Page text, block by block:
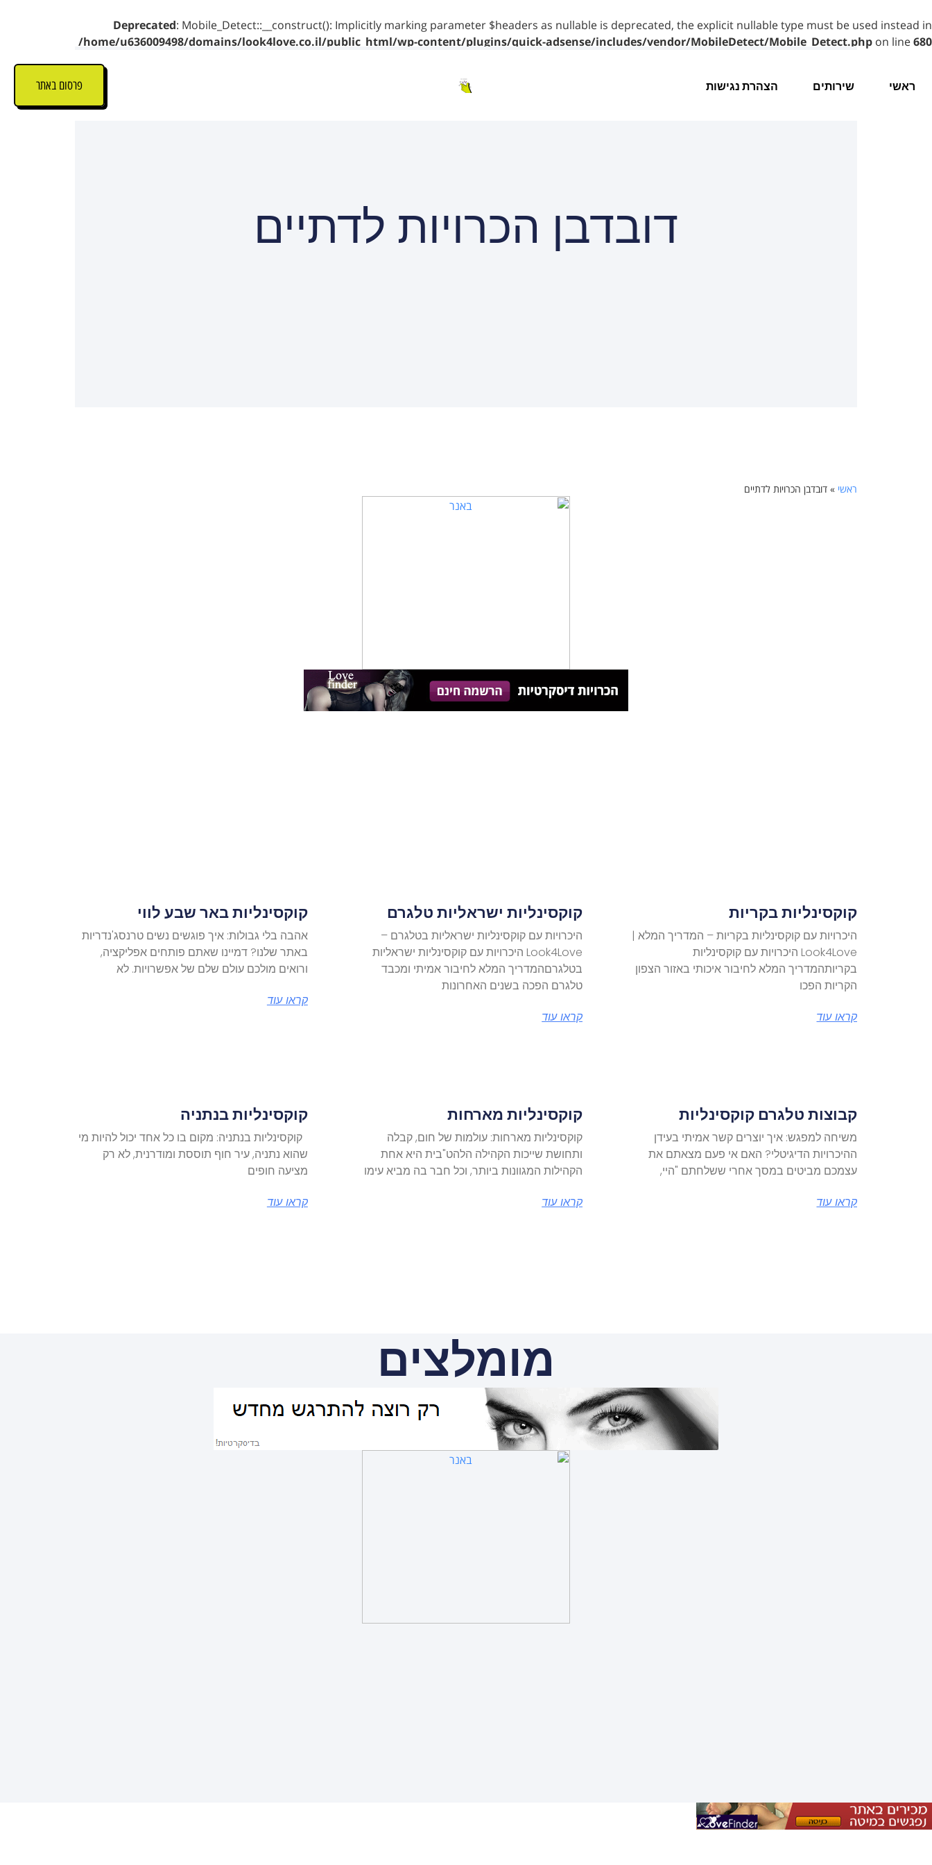
Deprecated: Mobile_Detect::__construct(): Implicitly marking parameter $headers as nullable is deprecated, the explicit nullable type must be used instead in
/home/u636009498/domains/look4love.co.il/public_html/wp-content/plugins/quick-adsense/includes/vendor/MobileDetect/Mobile_Detect.php on line680
ראשי שירותים הצהרת נגישות פרסום באתר
דובדבן הכרויות לדתיים
ראשי » דובדבן הכרויות לדתיים
קוקסינליות בקריות
היכרויות עם קוקסינליות בקריות – המדריך המלא |
Look4Love היכרויות עם קוקסינליות
בקריותהמדריך המלא לחיבור איכותי באזור הצפון
הקריות הפכו
קראו עוד
קוקסינליות ישראליות טלגרם
היכרויות עם קוקסינליות ישראליות בטלגרם –
Look4Love היכרויות עם קוקסינליות ישראליות
בטלגרםהמדריך המלא לחיבור אמיתי ומכבד
טלגרם הפכה בשנים האחרונות
קראו עוד
קוקסינליות באר שבע לווי
אהבה בלי גבולות: איך פוגשים נשים טרנסג'נדריות
באתר שלנו? דמיינו שאתם פותחים אפליקציה,
ורואים מולכם עולם שלם של אפשרויות. לא
קראו עוד
קבוצות טלגרם קוקסינליות
משיחה למפגש: איך יוצרים קשר אמיתי בעידן
ההיכרויות הדיגיטלי? האם אי פעם מצאתם את
עצמכם מביטים במסך אחרי ששלחתם "היי,
קראו עוד
קוקסינליות מארחות
קוקסינליות מארחות: עולמות של חום, קבלה
ותחושת שייכות הקהילה הלהט"בית היא אחת
הקהילות המגוונות ביותר, וכל חבר בה מביא עימו
קראו עוד
קוקסינליות בנתניה
קוקסינליות בנתניה: מקום בו כל אחד יכול להיות מי
שהוא נתניה, עיר חוף תוססת ומודרנית, לא רק
מציעה חופים
קראו עוד
מומלצים